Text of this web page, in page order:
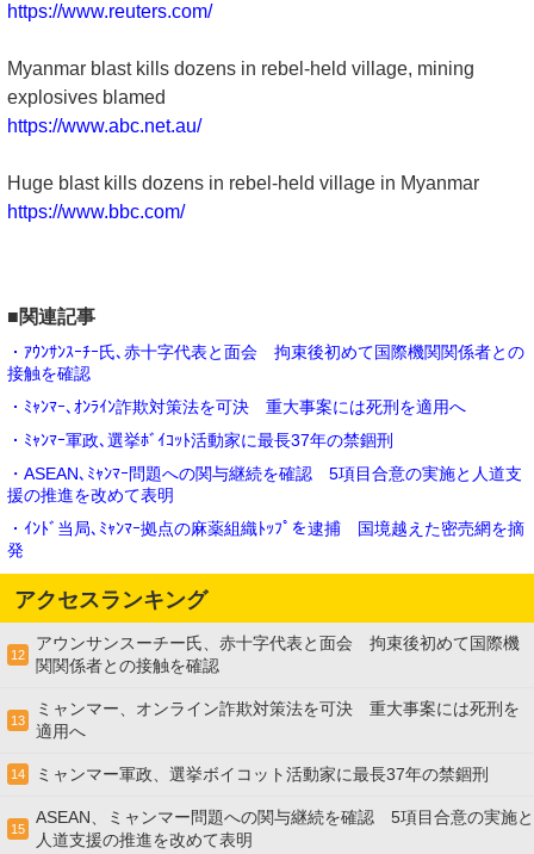
https://www.reuters.com/
Myanmar blast kills dozens in rebel-held village, mining
explosives blamed
https://www.abc.net.au/
Huge blast kills dozens in rebel-held village in Myanmar
https://www.bbc.com/
■関連記事
・ｱｳﾝｻﾝｽｰﾁｰ氏､赤十字代表と面会 拘束後初めて国際機関関係者との
接触を確認
・ﾐｬﾝﾏｰ､ｵﾝﾗｲﾝ詐欺対策法を可決 重大事案には死刑を適用へ
・ﾐｬﾝﾏｰ軍政､選挙ﾎﾞｲｺｯﾄ活動家に最長37年の禁錮刑
・ASEAN､ﾐｬﾝﾏｰ問題への関与継続を確認 5項目合意の実施と人道支
援の推進を改めて表明
・ｲﾝﾄﾞ当局､ﾐｬﾝﾏｰ拠点の麻薬組織ﾄｯﾌﾟを逮捕 国境越えた密売網を摘
発
アクセスランキング
12
アウンサンスーチー氏、赤十字代表と面会 拘束後初めて国際機
関関係者との接触を確認
13
ミャンマー、オンライン詐欺対策法を可決 重大事案には死刑を
適用へ
14 ミャンマー軍政、選挙ボイコット活動家に最長37年の禁錮刑
15
ASEAN、ミャンマー問題への関与継続を確認 5項目合意の実施と
人道支援の推進を改めて表明